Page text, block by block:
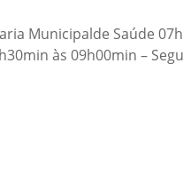
Municipalde Saúde
às 09h00min –